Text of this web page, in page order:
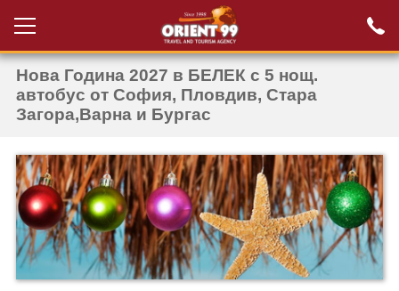
Вход за агенти
Проверка на
резервация
НОВА ГОДИНА ТУРЦИЯ
НОВА ГОДИНА
ПОЧИВКИ
КРУИЗИ
Нова Година 2027 в БЕЛЕК с 5 нощ.
автобус от София, Пловдив, Стара
Загора,Варна и Бургас